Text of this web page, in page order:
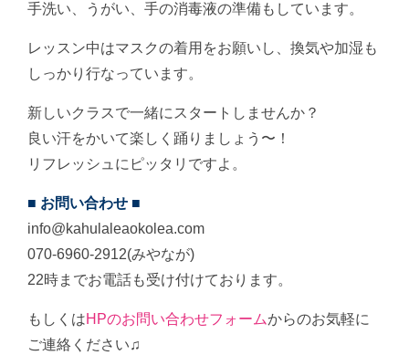
手洗い、うがい、手の消毒液の準備もしています。
レッスン中はマスクの着用をお願いし、換気や加湿も
しっかり行なっています。
新しいクラスで一緒にスタートしませんか？
良い汗をかいて楽しく踊りましょう〜！
リフレッシュにピッタリですよ。
■ お問い合わせ ■
info@kahulaleaokolea.com
070-6960-2912(みやなが)
22時までお電話も受け付けております。
もしくはHPのお問い合わせフォームからのお気軽に
ご連絡ください♫